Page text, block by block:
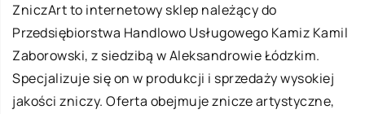
ZniczArt to internetowy sklep należący do
Przedsiębiorstwa Handlowo Usługowego Kamiz Kamil
Zaborowski, z siedzibą w Aleksandrowie Łódzkim.
Specjalizuje się on w produkcji i sprzedaży wysokiej
jakości zniczy. Oferta obejmuje znicze artystyczne,